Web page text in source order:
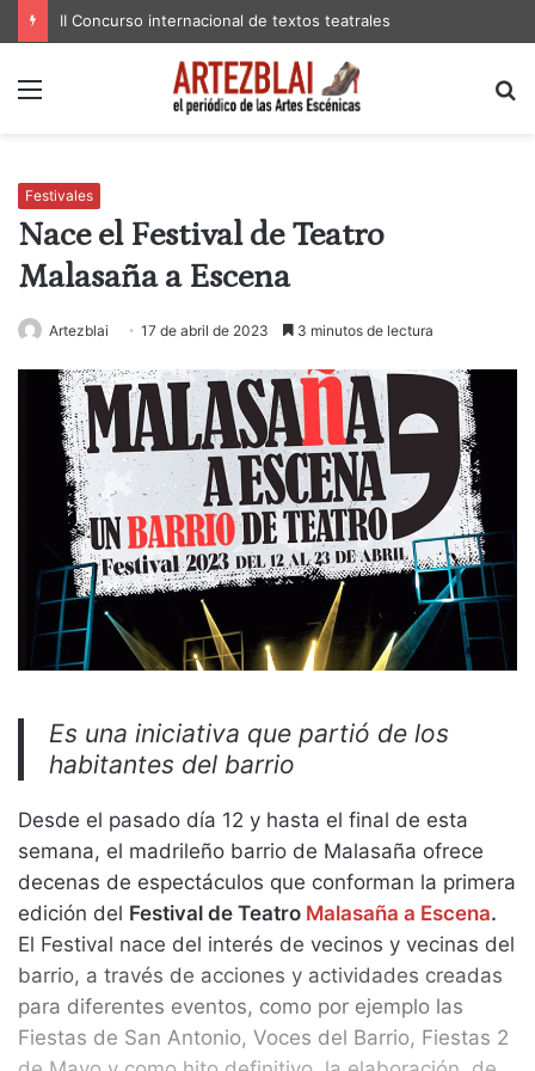
II Concurso internacional de textos teatrales
Menú
Festivales
Nace el Festival de Teatro
Malasaña a Escena
Artezblai 17 de abril de 2023 3 minutos de lectura
Es una iniciativa que partió de los
habitantes del barrio
Desde el pasado día 12 y hasta el final de esta
semana, el madrileño barrio de Malasaña ofrece
decenas de espectáculos que conforman la primera
edición del Festival de Teatro Malasaña a Escena.
El Festival nace del interés de vecinos y vecinas del
barrio, a través de acciones y actividades creadas
para diferentes eventos, como por ejemplo las
Fiestas de San Antonio, Voces del Barrio, Fiestas 2